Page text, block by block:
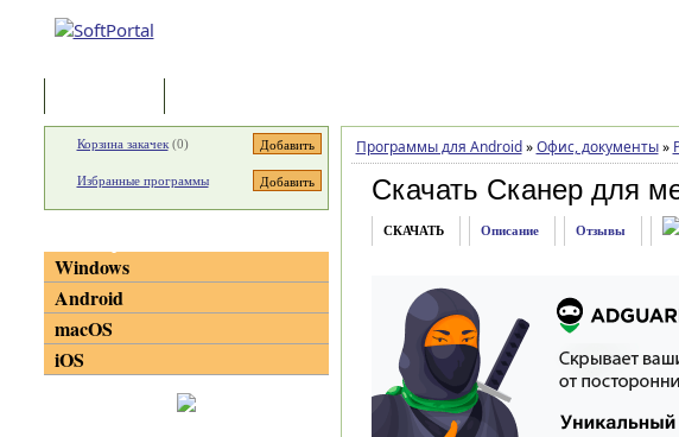
Программы для Android » Офис, документы »
Скачать Сканер для
СКАЧАТЬ Описание Отзывы
Корзина закачек(0)
Избранные программы
Windows
Android
macOS
iOS